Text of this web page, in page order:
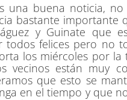
una buena noticia,
bastante importante
y Guinate que
todos felices pero no
los miércoles por
vecinos están muy
que esto se
en el tiempo y que